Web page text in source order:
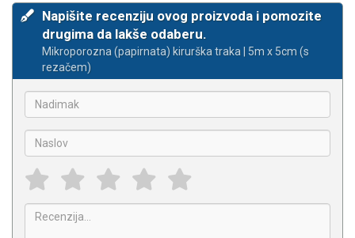
Napišite recenziju ovog proizvoda i pomozite
drugima da lakše odaberu.
Mikroporozna (papirnata) kirurška traka | 5m x 5cm (s
rezačem)